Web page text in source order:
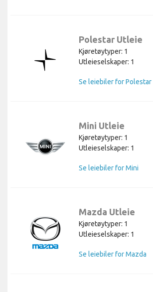
Polestar Utleie
Kjøretøytyper: 1
Utleieselskaper: 1
Se leiebiler for Polestar
Mini Utleie
Kjøretøytyper: 1
Utleieselskaper: 1
Se leiebiler for Mini
Mazda Utleie
Kjøretøytyper: 1
Utleieselskaper: 1
Se leiebiler for Mazda